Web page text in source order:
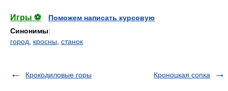
Игры ⚽
Поможем написать курсовую
Синонимы:
город
кросны станок
Крокодиловые горы Кроноцкая сопка